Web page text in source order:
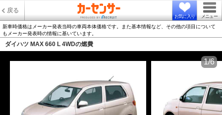
戻る
お気に入り メニュー
新車時価格はメーカー発表当時の車両本体価格です。また基本情報など、その他の項目について
もメーカー発表時の情報に基いています。
ダイハツ MAX 660 L 4WDの燃費
1/6